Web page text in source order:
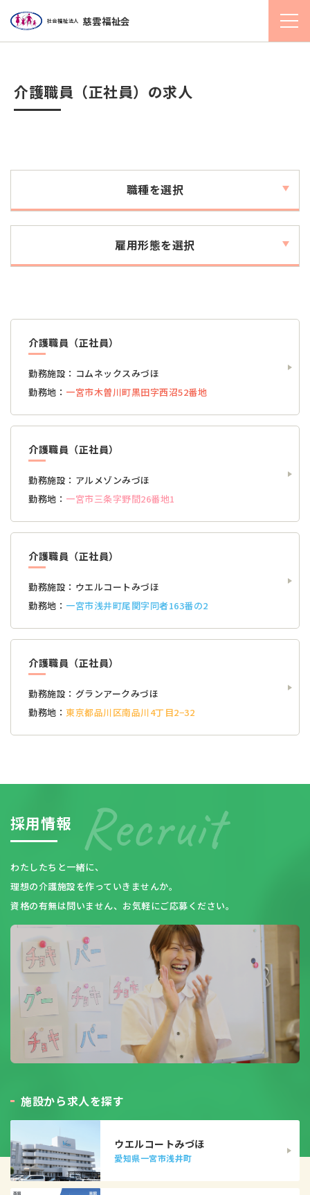
社会福祉法人 慈雲福祉会
介護職員（正社員）の求人
職種を選択
雇用形態を選択
介護職員（正社員）
勤務施設： コムネックスみづほ
勤務地： 一宮市木曽川町黒田字西沼52番地
介護職員（正社員）
勤務施設： アルメゾンみづほ
勤務地： 一宮市三条字野間26番地1
介護職員（正社員）
勤務施設： ウエルコートみづほ
勤務地： 一宮市浅井町尾関字同者163番の2
介護職員（正社員）
勤務施設： グランアークみづほ
勤務地：東京都品川区南品川4丁目2−32
採用情報
わたしたちと一緒に、
理想の介護施設を作っていきませんか。
資格の有無は問いません、お気軽にご応募ください。
施設から求人を探す
ウエルコートみづほ
愛知県一宮市浅井町